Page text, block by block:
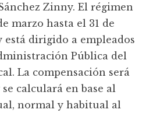
Zinny. El régimen
marzo hasta el 31 de
está dirigido a empleados
Pública del
La compensación será
calculará en base al
normal y habitual al